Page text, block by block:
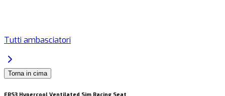
Tutti ambasciatori
Torna in cima